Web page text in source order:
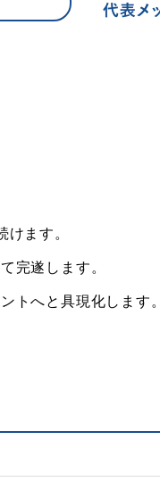
ます。
完遂します。
トへと具現化します。